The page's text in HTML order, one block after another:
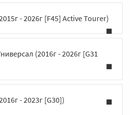
- 2026г [F45] Active Tourer)
(2016г - 2026г [G31
- 2023г [G30])